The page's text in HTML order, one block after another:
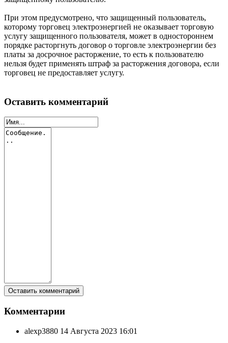
При этом предусмотрено, что защищенный пользователь,
которому торговец электроэнергией не оказывает торговую
услугу защищенного пользователя, может в одностороннем
порядке расторгнуть договор о торговле электроэнергии без
платы за досрочное расторжение, то есть к пользователю
нельзя будет применять штраф за расторжения договора, если
торговец не предоставляет услугу.
Оставить комментарий
Комментарии
alexp3880 14 Августа 2023 16:01